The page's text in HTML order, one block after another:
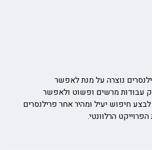
נוצרה על מנת לאפשר
עבודות מרשים ופשוט ולאפשר
חיפוש יעיל ומהיר אחר פרילנסרים
הרלוונטי.